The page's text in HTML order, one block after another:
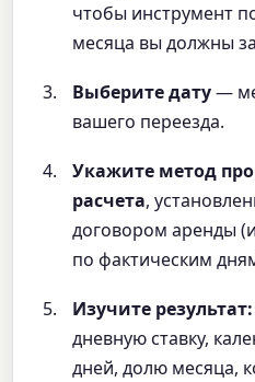
чтобы инструмент
месяца вы должны
Выберите дату—
вашего переезда.
Укажите метод
расчета,
договором аренды
по фактическим
Изучите результат:
дневную ставку,
дней, долю месяца,